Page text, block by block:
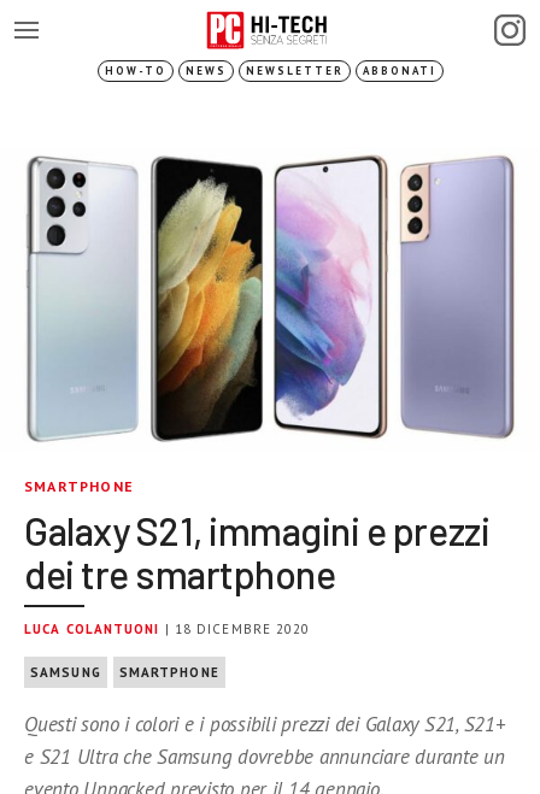
HOW-TO NEWS NEWSLETTER ABBONATI
SMARTPHONE
Galaxy S21, immagini e prezzi
dei tre smartphone
LUCA COLANTUONI | 18 DICEMBRE 2020
SAMSUNG SMARTPHONE
Questi sono i colori e i possibili prezzi dei Galaxy S21, S21+
e S21 Ultra che Samsung dovrebbe annunciare durante un